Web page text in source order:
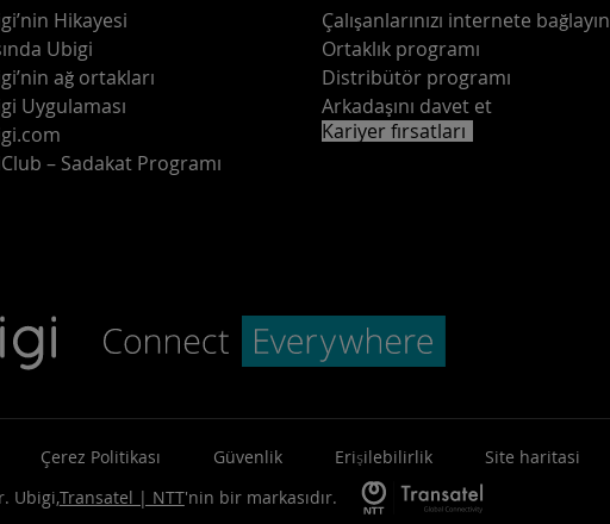
Hikayesi
Ubigi
ağ ortakları
Uygulaması
– Sadakat Programı
Çalışanlarınızı internete bağlayın
Ortaklık programı
Distribütör programı
Arkadaşını davet et
Kariyer fırsatları
Çerez Politikası Güvenlik Erişilebilirlik
Site haritasi
Ubigi,Transatel | NTT'nin bir markasıdır.